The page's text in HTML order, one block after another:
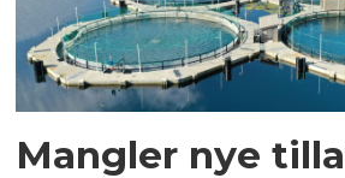
Mangler nye